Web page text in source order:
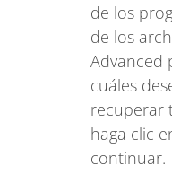
de los
de los
Advanced
cuáles
recuperar
haga clic
continuar.